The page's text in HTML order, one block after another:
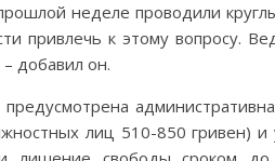
неделе проводили
привлечь к этому вопросу.
добавил он.
лиц 510-850 гривен) и